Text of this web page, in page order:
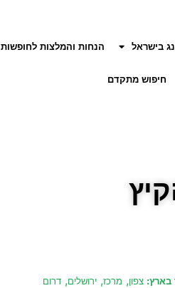
בישראל הנחות והמלצות לחופשות
חיפוש מתקדם
בארץ:צפון, מרכז, ירושלים, דרום